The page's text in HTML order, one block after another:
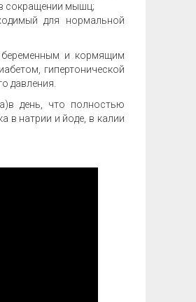
в сокращении мышц;
для нормальной
беременным и кормящим
гипертонической
давления.
день, что полностью
в натрии и йоде, в калии